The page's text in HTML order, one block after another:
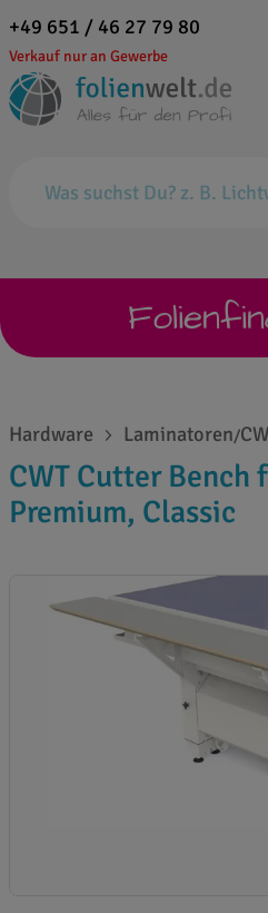
+49 651 / 46 27 79 80
Verkauf nur an Gewerbe
Hardware Laminatoren/
CWT Cutter Bench
Premium, Classic